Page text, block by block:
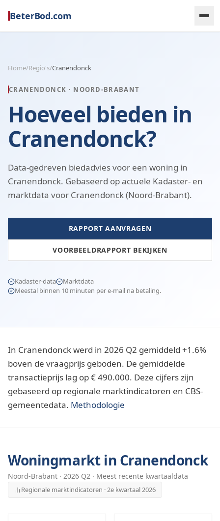
BeterBod.com
Home/Regio's/Cranendonck
CRANENDONCK · NOORD-BRABANT
Hoeveel bieden in
Cranendonck?
Data-gedreven biedadvies voor een woning in
Cranendonck. Gebaseerd op actuele Kadaster- en
marktdata voor Cranendonck (Noord-Brabant).
RAPPORT AANVRAGEN
VOORBEELDRAPPORT BEKIJKEN
Kadaster-data
Marktdata
Meestal binnen 10 minuten per e-mail na betaling.
In Cranendonck werd in 2026 Q2 gemiddeld +1.6%
boven de vraagprijs geboden. De gemiddelde
transactieprijs lag op € 490.000. Deze cijfers zijn
gebaseerd op regionale marktindicatoren en CBS-
gemeentedata. Methodologie
Woningmarkt in Cranendonck
Noord-Brabant · 2026 Q2 · Meest recente kwartaaldata
Regionale marktindicatoren · 2e kwartaal 2026